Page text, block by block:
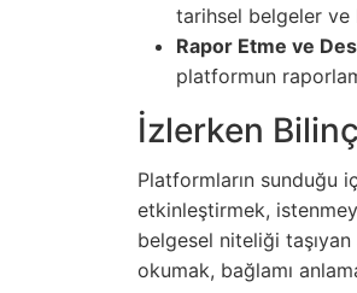
tarihsel belgeler
Rapor Etme ve
platformun
İzlerken
Platformların sunduğu
etkinleştirmek,
belgesel niteliği
okumak, bağlamı